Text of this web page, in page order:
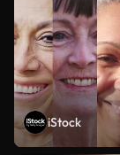
iStock